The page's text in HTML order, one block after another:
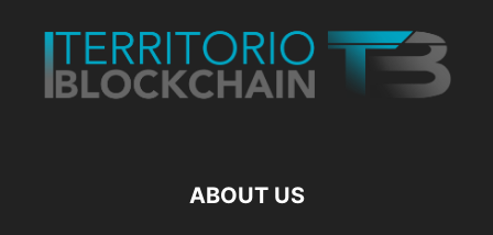
ABOUT US